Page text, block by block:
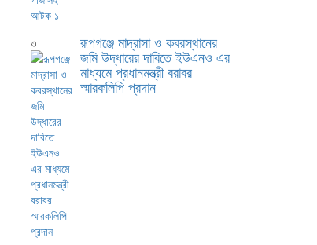
৩ রূপগঞ্জে মাদ্রাসা ও কবরস্থানের
জমি উদ্ধারের দাবিতে ইউএনও এর
মাধ্যমে প্রধানমন্ত্রী বরাবর
স্মারকলিপি প্রদান